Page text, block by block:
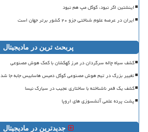
اینشتین اگر نبود، گوگل مپ هم نبود
ایران در عرصه علوم شناختی جزو ۲۰ کشور برتر جهان است
پربحث ترین در مادیجیتال
کشف سیاه چاله سرگردان در مرز کهکشان با کمک هوش مصنوعی
تغییر بزرگ در تیم هوش مصنوعی گوگل دمیس هاسابیس جابه جا شد
کشف یک قمر ناشناخته با ساختاری عجیب در سیارک نیسا
پشت پرده علمی آتشسوزی های اروپا
جدیدترین در مادیجیتال